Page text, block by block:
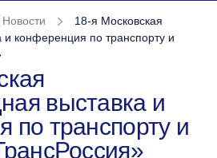
Новости
18-я Московская
конференция по транспорту и
выставка и
по транспорту и